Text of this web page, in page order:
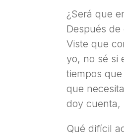
¿Será que
Después
Viste que
yo, no sé si
tiempos
que
doy cuenta,
Qué difícil